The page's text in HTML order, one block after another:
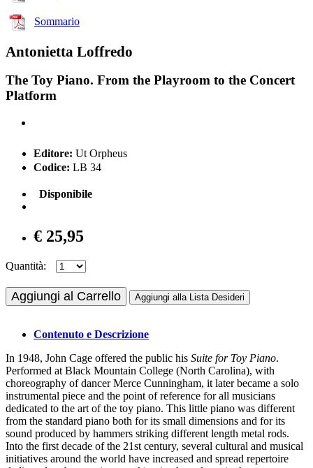
Sommario
Antonietta Loffredo
The Toy Piano. From the Playroom to the Concert
Platform
Editore: Ut Orpheus
Codice: LB 34
Disponibile
€ 25,95
Quantità:
Aggiungi al Carrello Aggiungi alla Lista Desideri
Contenuto e Descrizione
In 1948, John Cage offered the public his Suite for Toy Piano.
Performed at Black Mountain College (North Carolina), with
choreography of dancer Merce Cunningham, it later became a solo
instrumental piece and the point of reference for all musicians
dedicated to the art of the toy piano. This little piano was different
from the standard piano both for its small dimensions and for its
sound produced by hammers striking different length metal rods.
Into the first decade of the 21st century, several cultural and musical
initiatives around the world have increased and spread repertoire